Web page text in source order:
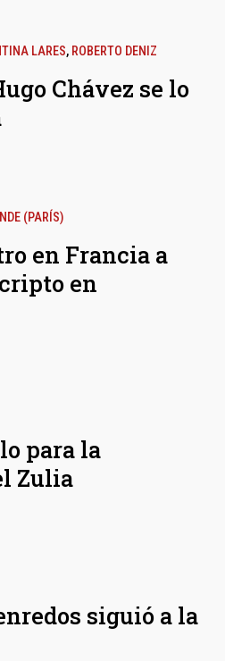
LARES, ROBERTO DENIZ
Chávez se lo
(PARÍS)
en Francia a
en
para la
Zulia
siguió a la